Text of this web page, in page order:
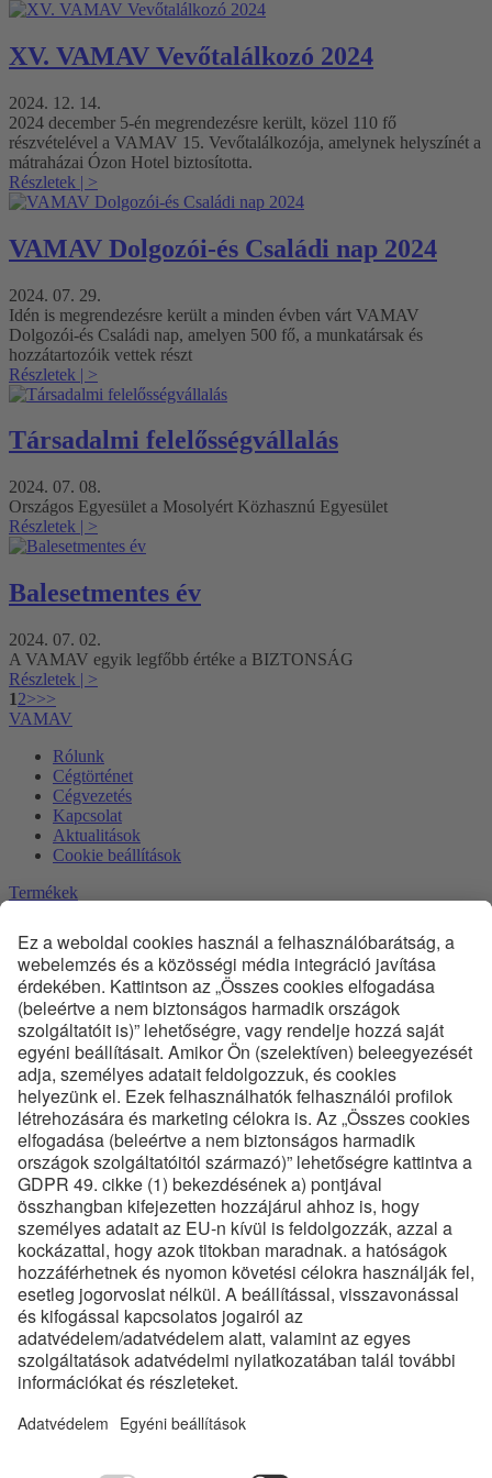
XV. VAMAV Vevőtalálkozó 2024
2024. 12. 14.
2024 december 5-én megrendezésre került, közel 110 fő
részvételével a VAMAV 15. Vevőtalálkozója, amelynek helyszínét a
mátraházai Ózon Hotel biztosította.
Részletek | >
VAMAV Dolgozói-és Családi nap 2024
2024. 07. 29.
Idén is megrendezésre került a minden évben várt VAMAV
Dolgozói-és Családi nap, amelyen 500 fő, a munkatársak és
hozzátartozóik vettek részt
Részletek | >
Társadalmi felelősségvállalás
2024. 07. 08.
Országos Egyesület a Mosolyért Közhasznú Egyesület
Részletek | >
Balesetmentes év
2024. 07. 02.
A VAMAV egyik legfőbb értéke a BIZTONSÁG
Részletek | >
12>>>
VAMAV
Rólunk
Cégtörténet
Cégvezetés
Kapcsolat
Aktualitások
Cookie beállítások
Termékek
Phoenix kitérők és átszelések
Egyéb felépítményi szerkezetek
Termékdokumentáció
Diagnosztika és Monitoring
Innováció
Szolgáltatások
Mérnöki szolgáltatások
Előszerelt kitérők
Első karbantartás
Rendszeres karbantartás
Oktatás
Kompetencia és Innováció
Technológia
Minőség
HSE
Karrier
Állásajánlatok
Gyakornoki Program